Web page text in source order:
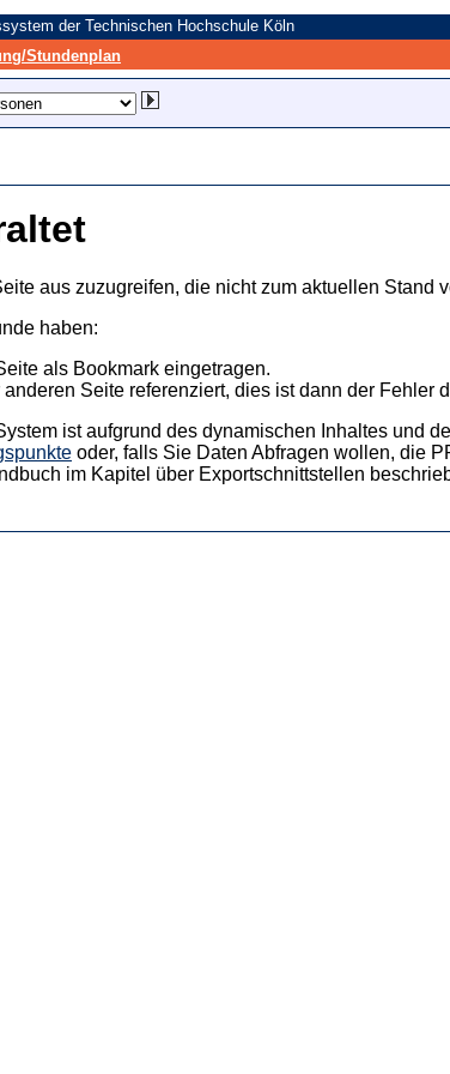
der Technischen Hochschule Köln
Stundenplan
aus zuzugreifen, die nicht zum aktuellen Stand
haben:
als Bookmark eingetragen.
Seite referenziert, dies ist dann der Fehler
ist aufgrund des dynamischen Inhaltes und
oder, falls Sie Daten Abfragen wollen, die
im Kapitel über Exportschnittstellen